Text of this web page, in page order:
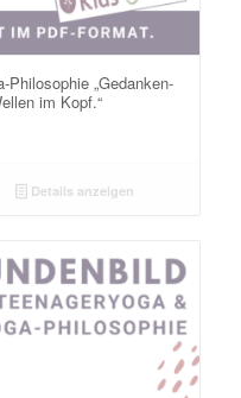
Philosophie „Gedanken-
im Kopf.“
Details anzeigen